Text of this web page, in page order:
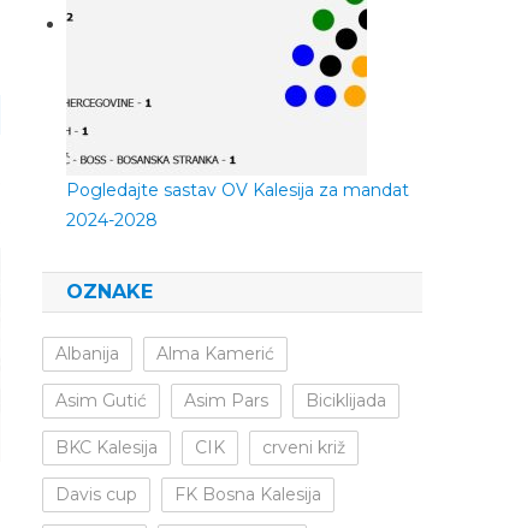
Pogledajte sastav OV Kalesija za mandat
2024-2028
OZNAKE
Albanija Alma Kamerić
Asim Gutić Asim Pars Biciklijada
BKC Kalesija CIK crveni križ
Davis cup FK Bosna Kalesija